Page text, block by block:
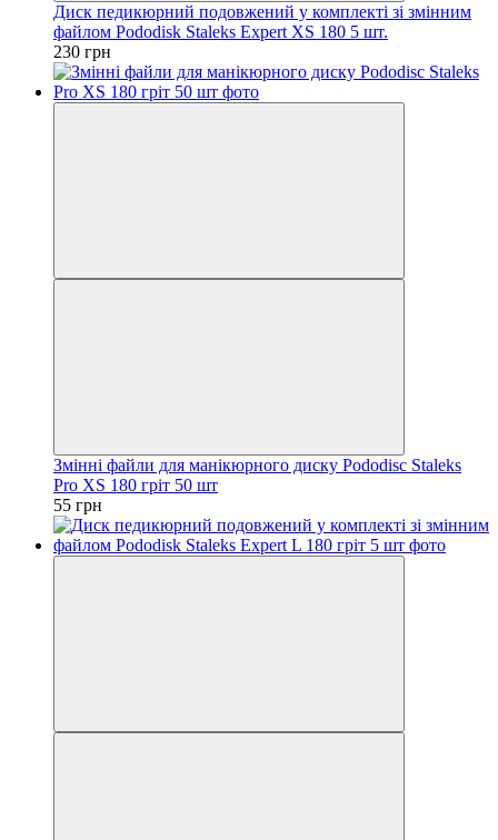
Диск педикюрний подовжений у комплекті зі змінним
файлом Pododisk Staleks Expert XS 180 5 шт.
230 грн
Змінні файли для манікюрного диску Pododisc Staleks
Pro XS 180 гріт 50 шт
55 грн